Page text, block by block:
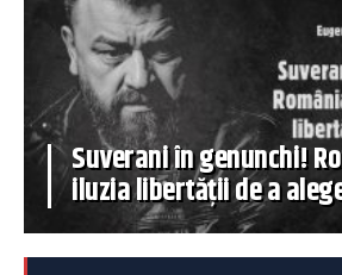
Suverani în genunchi!
iluzia libertății de a